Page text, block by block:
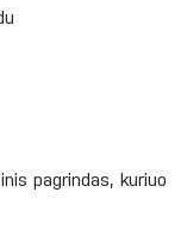
pagrindas, kuriuo